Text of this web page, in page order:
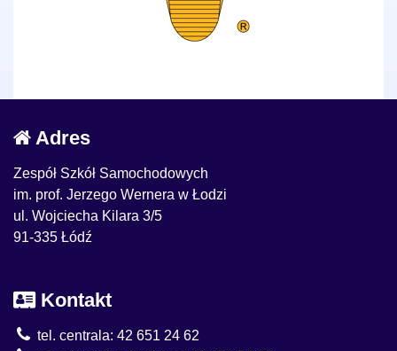
Adres
Zespół Szkół Samochodowych
im. prof. Jerzego Wernera w Łodzi
ul. Wojciecha Kilara 3/5
91-335 Łódź
Kontakt
tel. centrala: 42 651 24 62